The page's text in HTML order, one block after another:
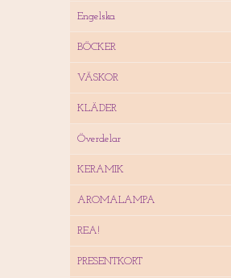
Engelska
BÖCKER
VÄSKOR
KLÄDER
Överdelar
KERAMIK
AROMALAMPA
REA!
PRESENTKORT